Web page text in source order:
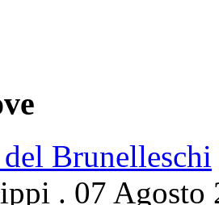
Brunelleschi
. 07 Agosto